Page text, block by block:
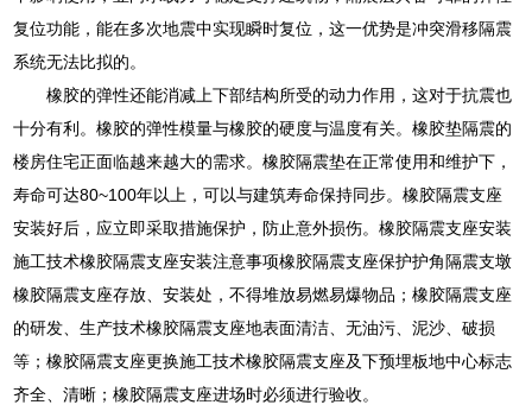
复位功能，能在多次地震中实现瞬时复位，这一优势是冲突滑移隔震
系统无法比拟的。
橡胶的弹性还能消减上下部结构所受的动力作用，这对于抗震也
十分有利。橡胶的弹性模量与橡胶的硬度与温度有关。橡胶垫隔震的
楼房住宅正面临越来越大的需求。橡胶隔震垫在正常使用和维护下，
寿命可达80~100年以上，可以与建筑寿命保持同步。橡胶隔震支座
安装好后，应立即采取措施保护，防止意外损伤。橡胶隔震支座安装
施工技术橡胶隔震支座安装注意事项橡胶隔震支座保护护角隔震支墩
橡胶隔震支座存放、安装处，不得堆放易燃易爆物品；橡胶隔震支座
的研发、生产技术橡胶隔震支座地表面清洁、无油污、泥沙、破损
等；橡胶隔震支座更换施工技术橡胶隔震支座及下预埋板地中心标志
齐全、清晰；橡胶隔震支座进场时必须进行验收。